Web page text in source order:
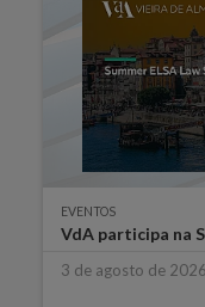
EVENTOS
VdA participa na
3 de agosto de 2026